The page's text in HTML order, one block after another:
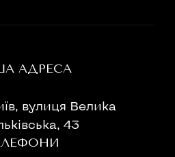
АДРЕСА
вулиця Велика
43